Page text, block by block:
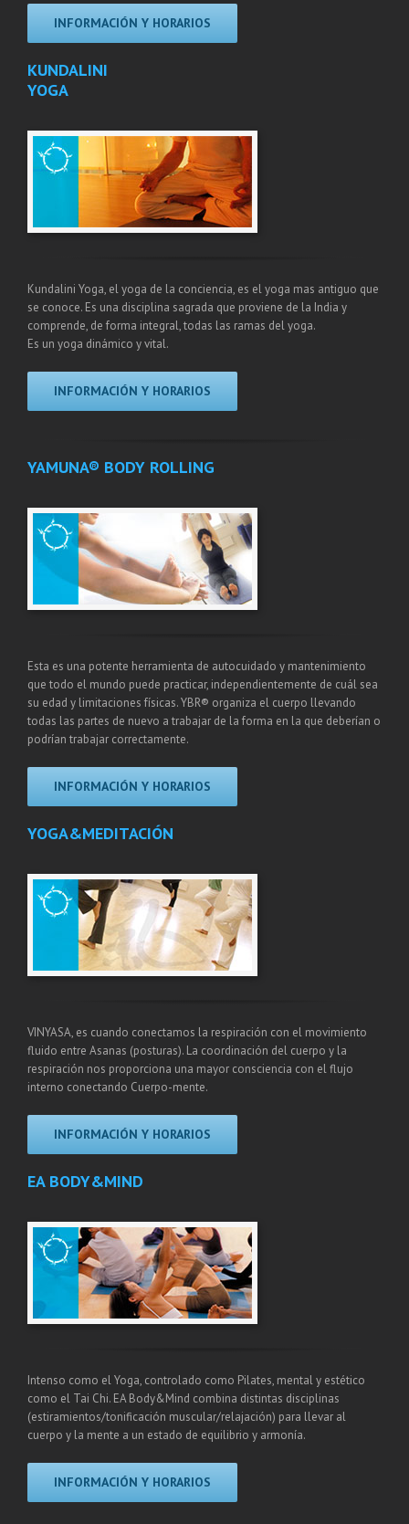
INFORMACIÓN Y HORARIOS
KUNDALINI
YOGA
Kundalini Yoga, el yoga de la conciencia, es el yoga mas antiguo que
se conoce. Es una disciplina sagrada que proviene de la India y
comprende, de forma integral, todas las ramas del yoga.
Es un yoga dinámico y vital.
INFORMACIÓN Y HORARIOS
YAMUNA® BODY ROLLING
Esta es una potente herramienta de autocuidado y mantenimiento
que todo el mundo puede practicar, independientemente de cuál sea
su edad y limitaciones físicas. YBR® organiza el cuerpo llevando
todas las partes de nuevo a trabajar de la forma en la que deberían o
podrían trabajar correctamente.
INFORMACIÓN Y HORARIOS
YOGA&MEDITACIÓN
VINYASA, es cuando conectamos la respiración con el movimiento
fluido entre Asanas (posturas). La coordinación del cuerpo y la
respiración nos proporciona una mayor consciencia con el flujo
interno conectando Cuerpo-mente.
INFORMACIÓN Y HORARIOS
EA BODY&MIND
Intenso como el Yoga, controlado como Pilates, mental y estético
como el Tai Chi. EA Body&Mind combina distintas disciplinas
(estiramientos/tonificación muscular/relajación) para llevar al
cuerpo y la mente a un estado de equilibrio y armonía.
INFORMACIÓN Y HORARIOS